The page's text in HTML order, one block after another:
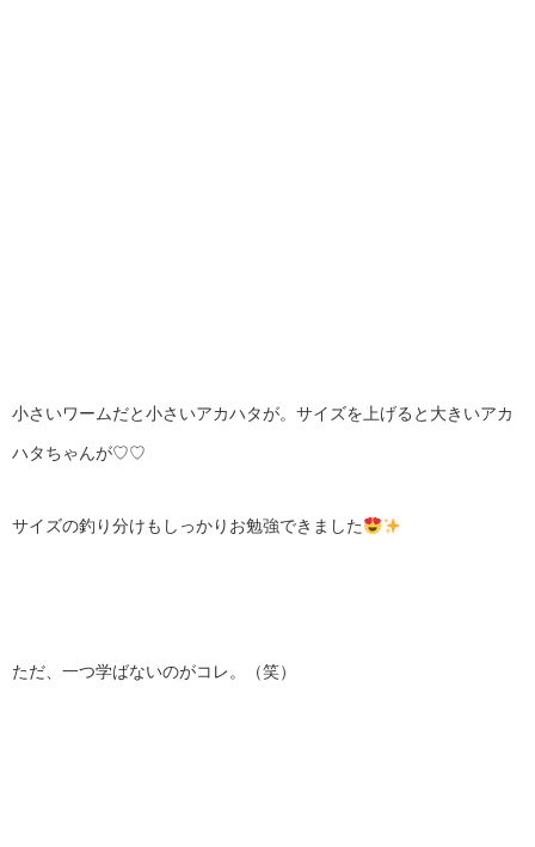
小さいワームだと小さいアカハタが。サイズを上げると大きいアカ
ハタちゃんが♡♡
サイズの釣り分けもしっかりお勉強できました
ただ、一つ学ばないのがコレ。（笑）